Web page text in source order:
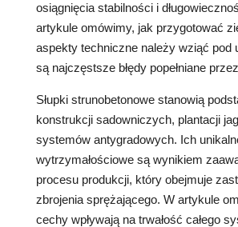
osiągnięcia stabilności i
artykule omówimy, jak przygotować
aspekty techniczne należy wziąć pod
są najczęstsze błędy popełniane
Słupki strunobetonowe stanowią
konstrukcji sadowniczych, plantacji
systemów antygradowych. Ich
wytrzymałościowe są wynikiem
procesu produkcji, który obejmuje
zbrojenia sprężającego. W artykule
cechy wpływają na trwałość całego